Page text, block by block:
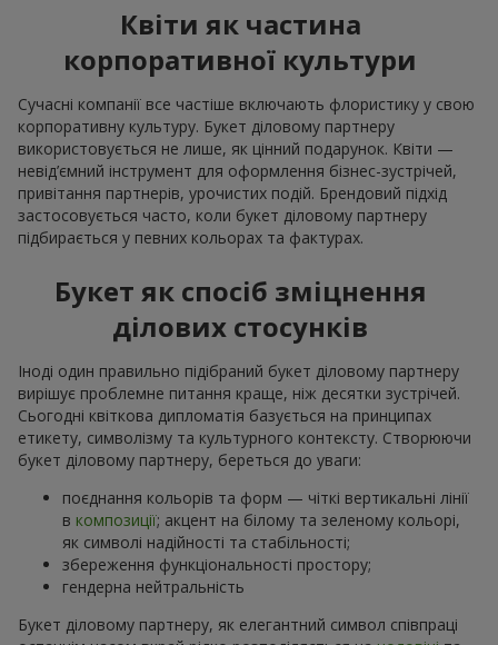
Квіти як частина
корпоративної культури
Сучасні компанії все частіше включають флористику у свою
корпоративну культуру. Букет діловому партнеру
використовується не лише, як цінний подарунок. Квіти —
невід’ємний інструмент для оформлення бізнес-зустрічей,
привітання партнерів, урочистих подій. Брендовий підхід
застосовується часто, коли букет діловому партнеру
підбирається у певних кольорах та фактурах.
Букет як спосіб зміцнення
ділових стосунків
Іноді один правильно підібраний букет діловому партнеру
вирішує проблемне питання краще, ніж десятки зустрічей.
Сьогодні квіткова дипломатія базується на принципах
етикету, символізму та культурного контексту. Створюючи
букет діловому партнеру, береться до уваги:
поєднання кольорів та форм — чіткі вертикальні лінії
в композиції; акцент на білому та зеленому кольорі,
як символі надійності та стабільності;
збереження функціональності простору;
гендерна нейтральність
Букет діловому партнеру, як елегантний символ співпраці